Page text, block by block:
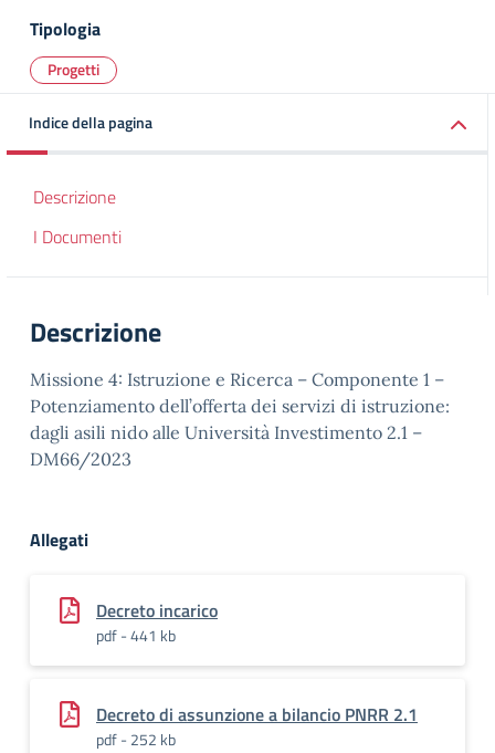
Tipologia
Progetti
Indice della pagina
Descrizione
I Documenti
Descrizione
Missione 4: Istruzione e Ricerca – Componente 1 –
Potenziamento dell’offerta dei servizi di istruzione:
dagli asili nido alle Università Investimento 2.1 –
DM66/2023
Allegati
Decreto incarico
pdf - 441 kb
Decreto di assunzione a bilancio PNRR 2.1
pdf - 252 kb